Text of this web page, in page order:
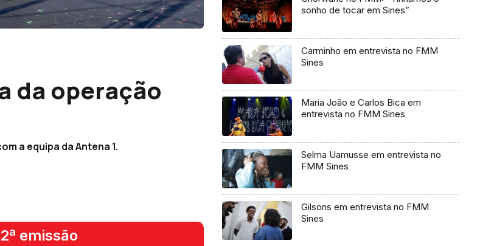
da operação
a equipa da Antena 1.
emissão
sonho de tocar em Sines”
Carminho em entrevista no FMM
Sines
Maria João e Carlos Bica em
entrevista no FMM Sines
Selma Uamusse em entrevista no
FMM Sines
Gilsons em entrevista no FMM
Sines